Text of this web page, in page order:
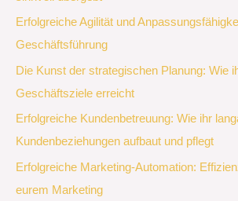
Erfolgreiche Agilität und
Geschäftsführung
Die Kunst der strategischen Planung: Wie
Geschäftsziele erreicht
Erfolgreiche Kundenbetreuung: Wie ihr
Kundenbeziehungen aufbaut und pflegt
Erfolgreiche Marketing-Automation:
eurem Marketing